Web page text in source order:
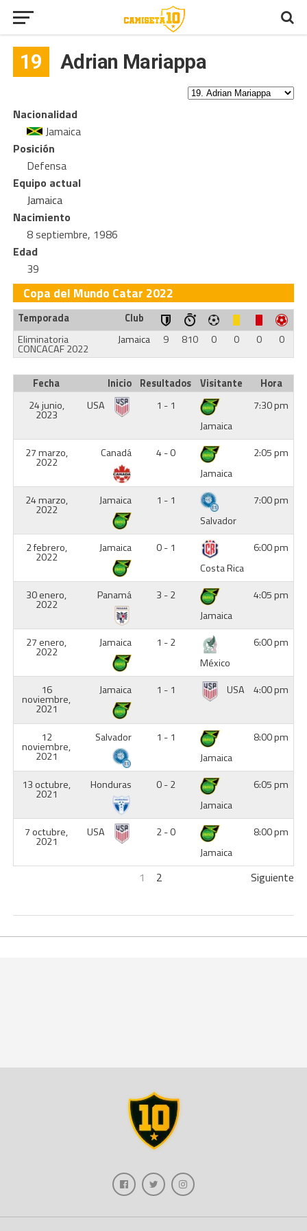
19 Adrian Mariappa
Nacionalidad
Jamaica
Posición
Defensa
Equipo actual
Jamaica
Nacimiento
8 septiembre, 1986
Edad
39
Copa del Mundo Catar 2022
Temporada
Club
Eliminatoria
CONCACAF 2022
Jamaica 9 810 0 0 0 0
Fecha Inicio Resultados Visitante
Hora
24 junio,
2023
USA
1 - 1
Jamaica
7:30 pm
27 marzo,
2022
Canadá
4 - 0
Jamaica
2:05 pm
24 marzo,
2022
Jamaica
1 - 1
Salvador
7:00 pm
2 febrero,
2022
Jamaica
0 - 1
Costa Rica
6:00 pm
30 enero,
2022
Panamá
3 - 2
Jamaica
4:05 pm
27 enero,
2022
Jamaica
1 - 2
México
6:00 pm
16
noviembre,
2021
Jamaica 1 - 1 USA 4:00 pm
12
noviembre,
2021
Salvador
1 - 1
Jamaica
8:00 pm
13 octubre,
2021
Honduras
0 - 2
Jamaica
6:05 pm
7 octubre,
2021
USA
2 - 0
Jamaica
8:00 pm
1 2 Siguiente